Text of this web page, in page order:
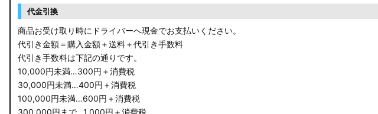
B21A デイズルークス
E13 ノート
E12 ノート
B44A/B45A B47A/B48A ルークス ハイウェイスター
代金引換
商品お受け取り時にドライバーへ現金でお支払いください。
代引き金額＝購入金額＋送料＋代引き手数料
代引き手数料は下記の通りです。
10,000円未満…300円＋消費税
30,000円未満…400円＋消費税
100,000円未満…600円＋消費税